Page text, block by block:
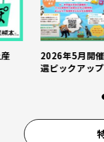
2026年5月開催
選ピックアップ